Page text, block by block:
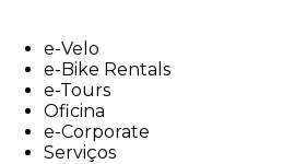
contente-Velo
e-Bike Rentals
e-Tours
Oficina
e-Corporate
Serviços